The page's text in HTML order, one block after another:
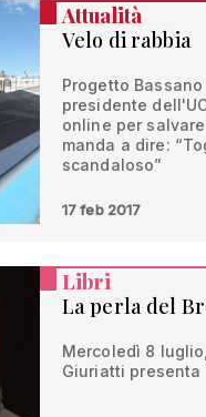
Attualità
Velo di rabbia
Progetto
presidente
online per
manda a dire:
scandaloso”
17 feb 2017
Libri
La perla del
Mercoledì 8
Giuriatti